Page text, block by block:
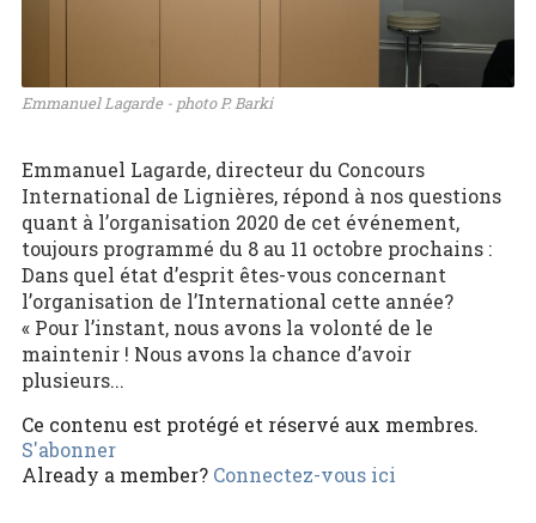
Emmanuel Lagarde - photo P. Barki
Emmanuel Lagarde, directeur du Concours
International de Lignières, répond à nos questions
quant à l’organisation 2020 de cet événement,
toujours programmé du 8 au 11 octobre prochains :
Dans quel état d’esprit êtes-vous concernant
l’organisation de l’International cette année?
« Pour l’instant, nous avons la volonté de le
maintenir ! Nous avons la chance d’avoir
plusieurs...
Ce contenu est protégé et réservé aux membres.
S'abonner
Already a member? Connectez-vous ici